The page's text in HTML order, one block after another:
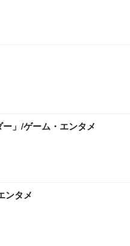
」/ゲーム・エンタメ
ンタメ